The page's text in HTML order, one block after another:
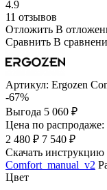
4.9
11 отзывов
Отложить В
Сравнить В
Артикул: Ergozen
-67%
Выгода 5 060 ₽
Цена по распродаже:
2 480 ₽ 7 540 ₽
Скачать инструкцию
Comfort_manual_v2
Цвет